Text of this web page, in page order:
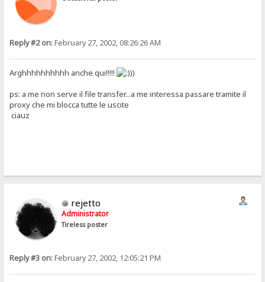
Reply #2 on:February 27, 2002, 08:26:26 AM
Arghhhhhhhhhh anche qui!!!!!
))
ps: a me non serve il file transfer...a me interessa passare tramite il
proxy che mi blocca tutte le uscite
ciauz
rejetto
Administrator
Tireless poster
Reply #3 on:February 27, 2002, 12:05:21 PM